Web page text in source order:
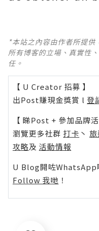
*本站之內容由作者所提
所有博客的立場、真實性
任。
【 U Creator 招募 】
出Post賺現金獎賞 l 登
【 睇Post + 參加品牌活
瀏覽更多社群 打卡 丶
攻略及 活動情報
U Blog開咗WhatsApp
Follow 我哋 ！